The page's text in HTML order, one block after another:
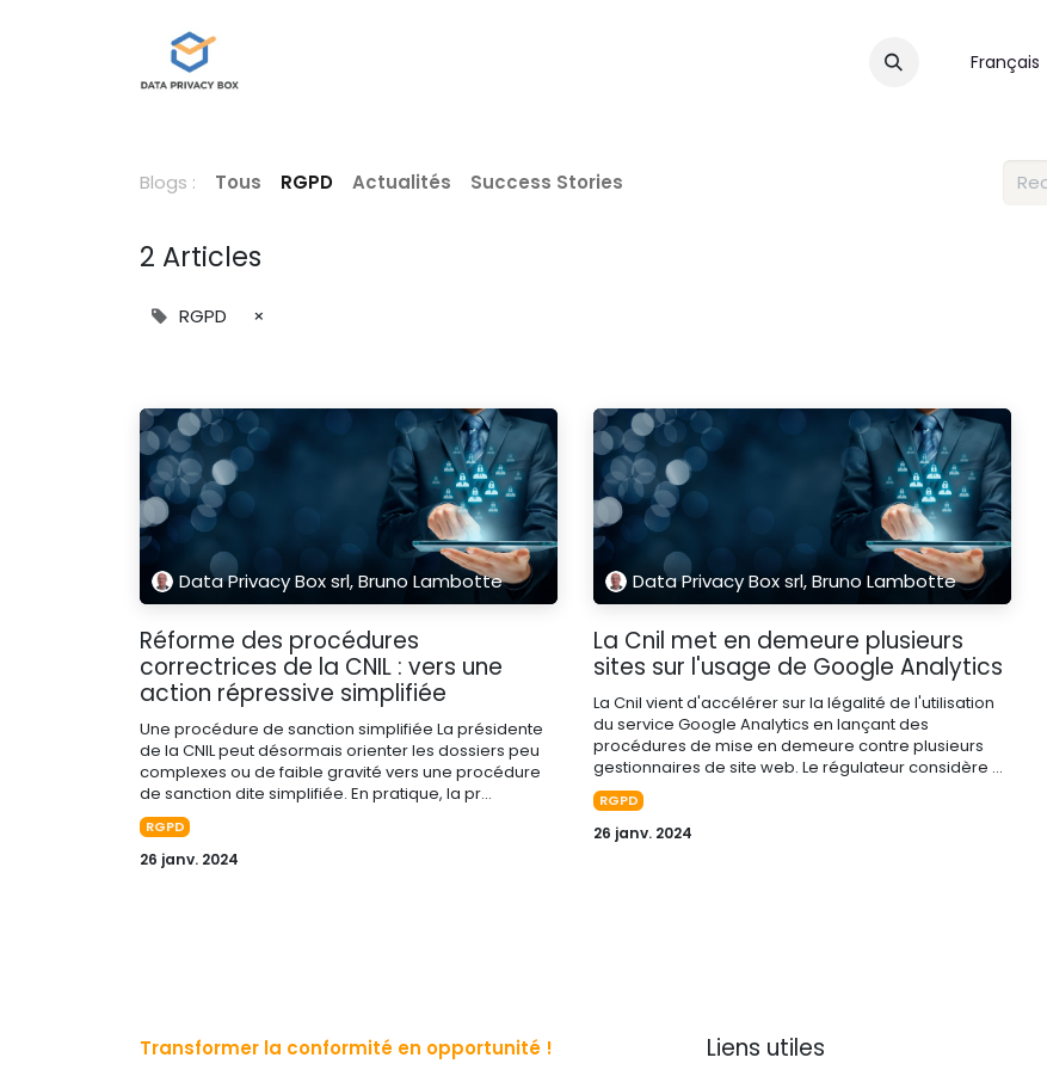
Français
Blogs : Tous RGPD Actualités Success Stories
2 Articles
RGPD ×
Data Privacy Box srl, Bruno Lambotte
Réforme des procédures
correctrices de la CNIL : vers une
action répressive simplifiée
Une procédure de sanction simplifiée La présidente
de la CNIL peut désormais orienter les dossiers peu
complexes ou de faible gravité vers une procédure
de sanction dite simplifiée. En pratique, la pr...
RGPD
26 janv. 2024
Data Privacy Box srl, Bruno Lambotte
La Cnil met en demeure plusieurs
sites sur l'usage de Google Analytics
La Cnil vient d'accélérer sur la légalité de l'utilisation
du service Google Analytics en lançant des
procédures de mise en demeure contre plusieurs
gestionnaires de site web. Le régulateur considère ...
RGPD
26 janv. 2024
Transformer la conformité en opportunité ! Liens utiles